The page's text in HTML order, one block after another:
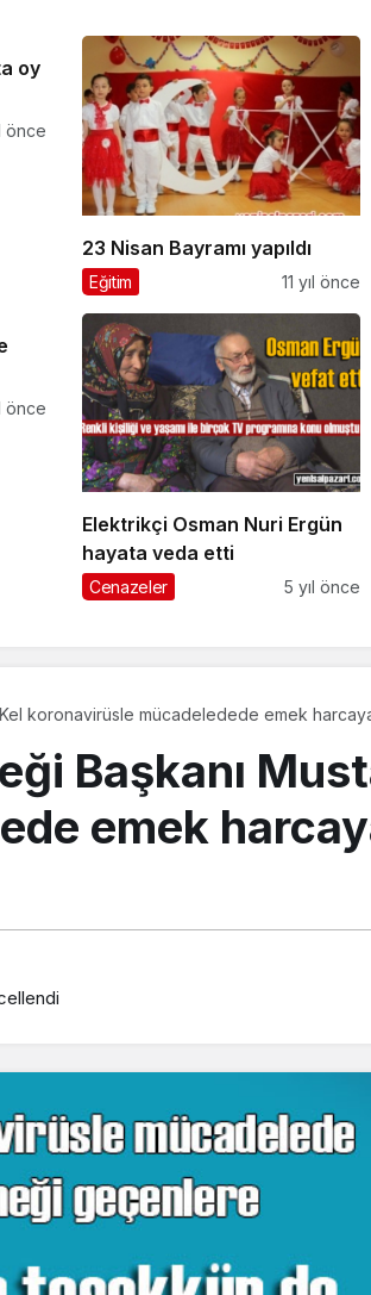
oy
önce
23 Nisan Bayramı yapıldı
Eğitim 11 yıl önce
önce
Elektrikçi Osman Nuri Ergün
hayata veda etti
Cenazeler 5 yıl önce
Kel koronavirüsle mücadeledede emek
Başkanı
emek